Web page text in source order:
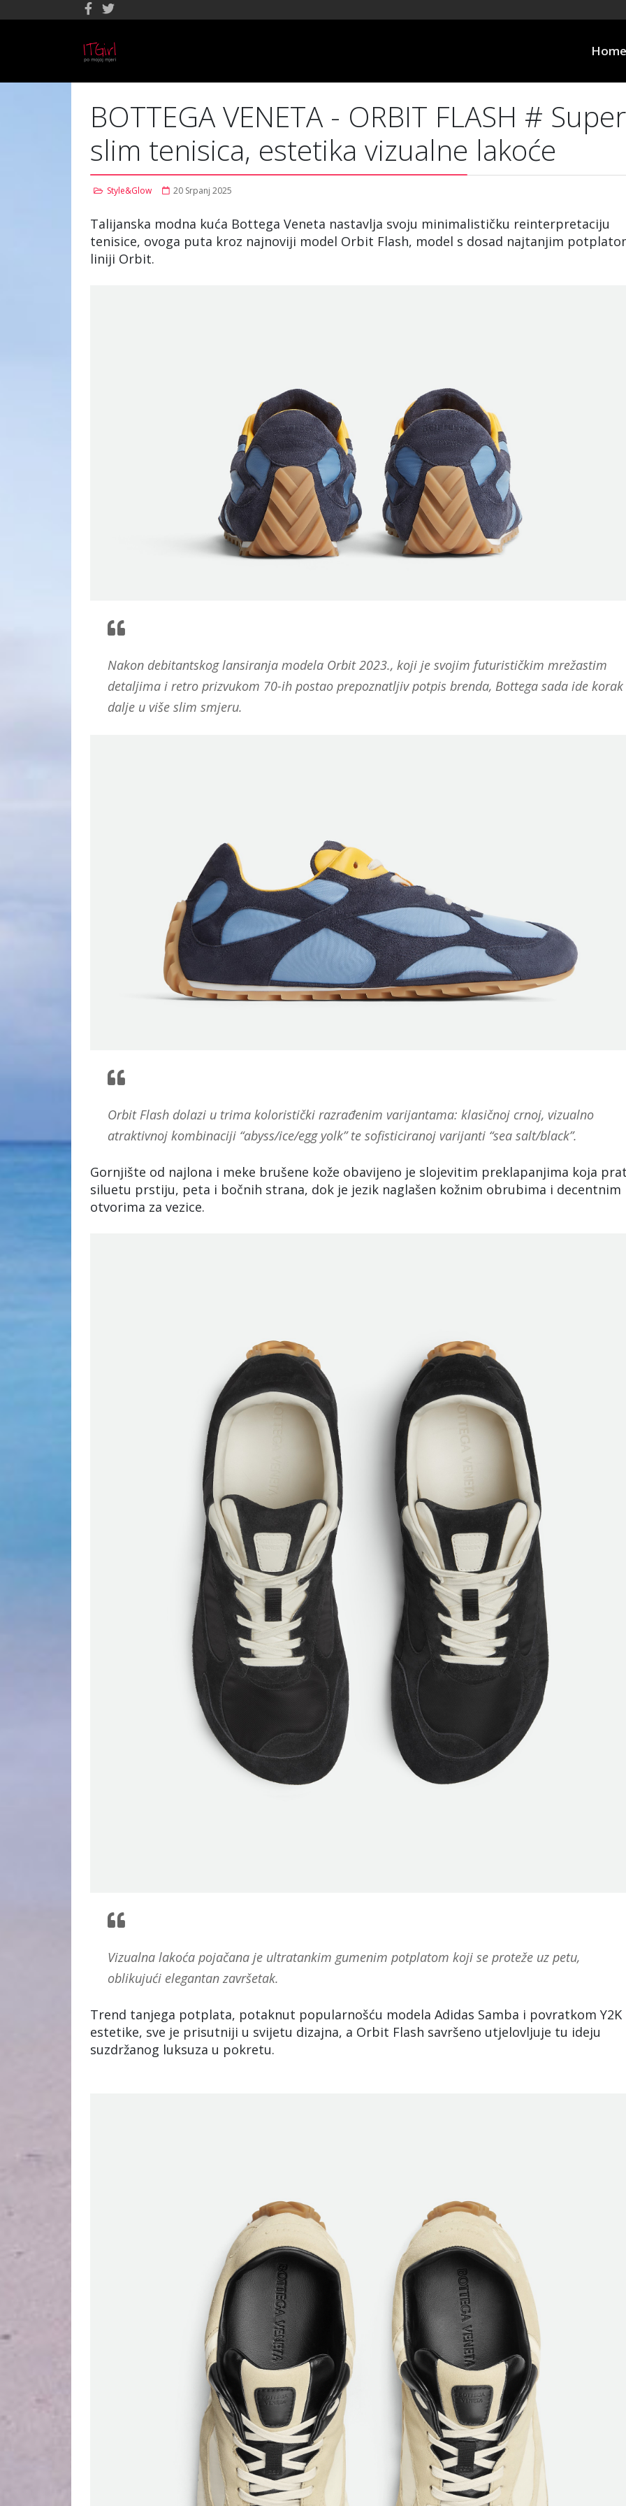
Home
BOTTEGA VENETA - ORBIT FLASH # Super
slim tenisica, estetika vizualne lakoće
Style&Glow 20 Srpanj 2025
Talijanska modna kuća Bottega Veneta nastavlja svoju minimalističku reinterpretaciju
tenisice, ovoga puta kroz najnoviji model Orbit Flash, model s dosad najtanjim
liniji Orbit.
Nakon debitantskog lansiranja modela Orbit 2023., koji je svojim futurističkim mrežastim
detaljima i retro prizvukom 70-ih postao prepoznatljiv potpis brenda, Bottega sada ide korak
dalje u više slim smjeru.
Orbit Flash dolazi u trima koloristički razrađenim varijantama: klasičnoj crnoj, vizualno
atraktivnoj kombinaciji “abyss/ice/egg yolk” te sofisticiranoj varijanti “sea salt/black”.
Gornjište od najlona i meke brušene kože obavijeno je slojevitim preklapanjima koja
siluetu prstiju, peta i bočnih strana, dok je jezik naglašen kožnim obrubima i decentnim
otvorima za vezice.
Vizualna lakoća pojačana je ultratankim gumenim potplatom koji se proteže uz petu,
oblikujući elegantan završetak.
Trend tanjega potplata, potaknut popularnošću modela Adidas Samba i povratkom Y2K
estetike, sve je prisutniji u svijetu dizajna, a Orbit Flash savršeno utjelovljuje tu ideju
suzdržanog luksuza u pokretu.